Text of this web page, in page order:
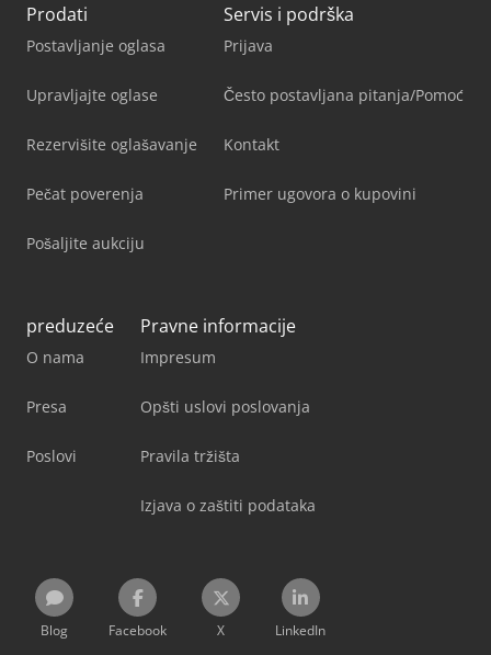
Prodati
Postavljanje oglasa
Upravljajte oglase
Rezervišite oglašavanje
Pečat poverenja
Pošaljite aukciju
Servis i podrška
Prijava
Često postavljana pitanja/Pomoć
Kontakt
Primer ugovora o kupovini
preduzeće
O nama
Presa
Poslovi
Pravne informacije
Impresum
Opšti uslovi poslovanja
Pravila tržišta
Izjava o zaštiti podataka
Blog Facebook X LinkedIn